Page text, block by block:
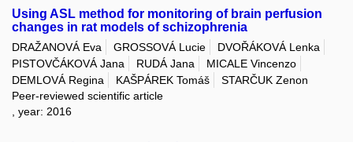
Using ASL method for monitoring of brain perfusion
changes in rat models of schizophrenia
DRAŽANOVÁ Eva GROSSOVÁ Lucie
DVOŘÁKOVÁ Lenka
PISTOVČÁKOVÁ Jana
RUDÁ Jana
MICALE Vincenzo
DEMLOVÁ Regina
KAŠPÁREK Tomáš
STARČUK Zenon
Peer-reviewed scientific article
, year: 2016